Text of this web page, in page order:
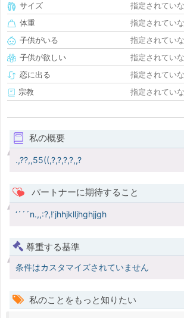
サイズ
指定されてい
体重
指定されてい
子供がいる
指定されてい
子供が欲しい
指定されてい
恋に出る
指定されてい
宗教
指定されてい
私の概要
.,??,,55((,?,?,?,?,,?
パートナーに期待すること
‘´´´n.,,:?,!’jhhjklljhghjjgh
尊重する基準
条件はカスタマイズされていません
私のことをもっと知りたい